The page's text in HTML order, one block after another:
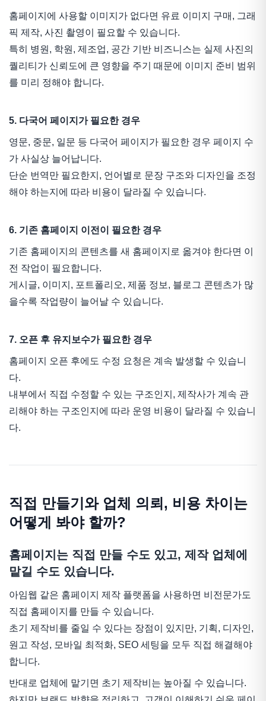
홈페이지에 사용할 이미지가 없다면 유료 이미지 구매, 그래
픽 제작, 사진 촬영이 필요할 수 있습니다.
특히 병원, 학원, 제조업, 공간 기반 비즈니스는 실제 사진의
퀄리티가 신뢰도에 큰 영향을 주기 때문에 이미지 준비 범위
를 미리 정해야 합니다.
5. 다국어 페이지가 필요한 경우
영문, 중문, 일문 등 다국어 페이지가 필요한 경우 페이지 수
가 사실상 늘어납니다.
단순 번역만 필요한지, 언어별로 문장 구조와 디자인을 조정
해야 하는지에 따라 비용이 달라질 수 있습니다.
6. 기존 홈페이지 이전이 필요한 경우
기존 홈페이지의 콘텐츠를 새 홈페이지로 옮겨야 한다면 이
전 작업이 필요합니다.
게시글, 이미지, 포트폴리오, 제품 정보, 블로그 콘텐츠가 많
을수록 작업량이 늘어날 수 있습니다.
7. 오픈 후 유지보수가 필요한 경우
홈페이지 오픈 후에도 수정 요청은 계속 발생할 수 있습니
다.
내부에서 직접 수정할 수 있는 구조인지, 제작사가 계속 관
리해야 하는 구조인지에 따라 운영 비용이 달라질 수 있습니
다.
직접 만들기와 업체 의뢰, 비용 차이는
어떻게 봐야 할까?
홈페이지는 직접 만들 수도 있고, 제작 업체에
맡길 수도 있습니다.
아임웹 같은 홈페이지 제작 플랫폼을 사용하면 비전문가도
직접 홈페이지를 만들 수 있습니다.
초기 제작비를 줄일 수 있다는 장점이 있지만, 기획, 디자인,
원고 작성, 모바일 최적화, SEO 세팅을 모두 직접 해결해야
합니다.
반대로 업체에 맡기면 초기 제작비는 높아질 수 있습니다.